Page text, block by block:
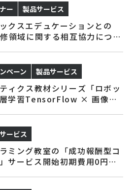
ペーン実施のお知らせ
ー 製品サービス
クスエデュケーションとの
領域に関する相互協力につい
ペーン 製品サービス
ィクス教材シリーズ「ロボッ
層学習TensorFlow × 画像認
ービス
ミング教室の「成功報酬型コ
サービス開始初期費用0円で